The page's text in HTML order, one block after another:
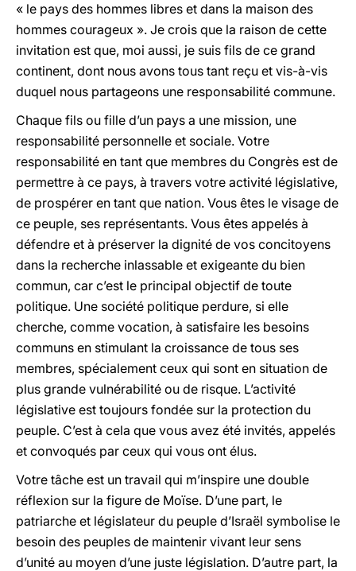
« le pays des hommes libres et dans la maison des
hommes courageux ». Je crois que la raison de cette
invitation est que, moi aussi, je suis fils de ce grand
continent, dont nous avons tous tant reçu et vis-à-vis
duquel nous partageons une responsabilité commune.
Chaque fils ou fille d’un pays a une mission, une
responsabilité personnelle et sociale. Votre
responsabilité en tant que membres du Congrès est de
permettre à ce pays, à travers votre activité législative,
de prospérer en tant que nation. Vous êtes le visage de
ce peuple, ses représentants. Vous êtes appelés à
défendre et à préserver la dignité de vos concitoyens
dans la recherche inlassable et exigeante du bien
commun, car c’est le principal objectif de toute
politique. Une société politique perdure, si elle
cherche, comme vocation, à satisfaire les besoins
communs en stimulant la croissance de tous ses
membres, spécialement ceux qui sont en situation de
plus grande vulnérabilité ou de risque. L’activité
législative est toujours fondée sur la protection du
peuple. C’est à cela que vous avez été invités, appelés
et convoqués par ceux qui vous ont élus.
Votre tâche est un travail qui m’inspire une double
réflexion sur la figure de Moïse. D’une part, le
patriarche et législateur du peuple d’Israël symbolise le
besoin des peuples de maintenir vivant leur sens
d’unité au moyen d’une juste législation. D’autre part, la